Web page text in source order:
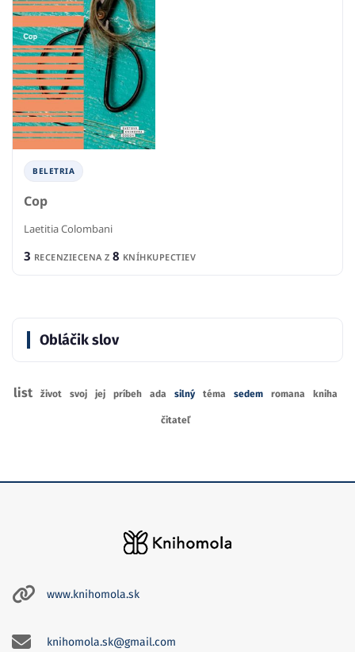
BELETRIA
Cop
Laetitia Colombani
3 RECENZIECENA Z 8 KNÍHKUPECTIEV
Obláčik slov
list život svoj jej príbeh ada silný téma sedem romana kniha
čitateľ
www.knihomola.sk
knihomola.sk@gmail.com